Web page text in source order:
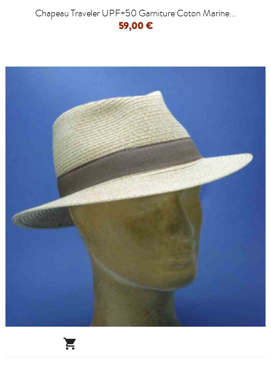
Chapeau Traveler UPF+50 Garniture Coton Marine...
59,00 €
